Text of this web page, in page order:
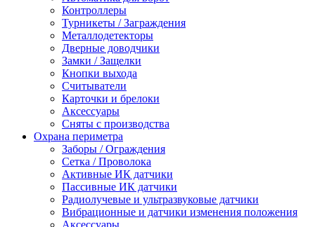
Контроллеры
Турникеты / Заграждения
Металлодетекторы
Дверные доводчики
Замки / Защелки
Кнопки выхода
Считыватели
Карточки и брелоки
Аксессуары
Сняты с производства
Охрана периметра
Заборы / Ограждения
Сетка / Проволока
Активные ИК датчики
Пассивные ИК датчики
Радиолучевые и ультразвуковые датчики
Вибрационные и датчики изменения положения
Аксессуары